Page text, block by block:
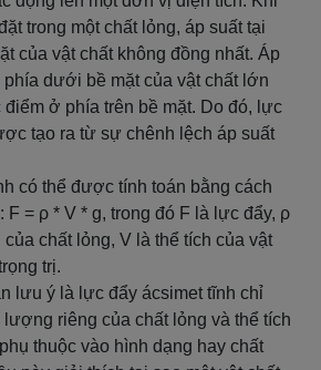
trong một chất lỏng, áp suất tại
của vật chất không đồng nhất. Áp
dưới bề mặt của vật chất lớn
điểm ở phía trên bề mặt. Do đó, lực
tạo ra từ sự chênh lệch áp suất
có thể được tính toán bằng cách
= ρ * V * g, trong đó F là lực đẩy, ρ
chất lỏng, V là thể tích của vật
trị.
lưu ý là lực đẩy ácsimet tĩnh chỉ
riêng của chất lỏng và thể tích
thuộc vào hình dạng hay chất